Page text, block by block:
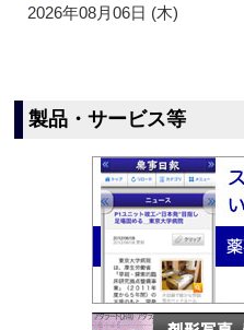
2026年08月06日 (木)
製品・サービス等